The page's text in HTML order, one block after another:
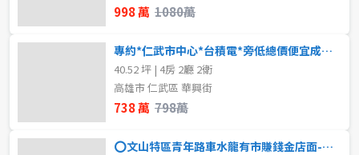
998 萬 1080萬
專約*仁武市中心*台積電*旁低總價便宜成家車庫透天?798萬
40.52 坪 | 4房 2廳 2衛
高雄市 仁武區 華興街
738 萬 798萬
⭕文山特區青年路車水龍有市賺錢金店面-售2388萬 ⭕